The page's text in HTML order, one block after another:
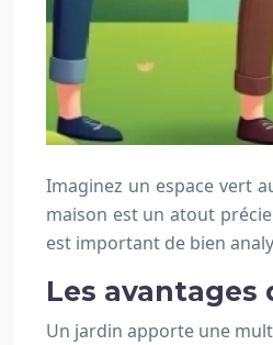
Imaginez un espace vert
maison est un atout
est important de bien
Les avantages
Un jardin apporte une